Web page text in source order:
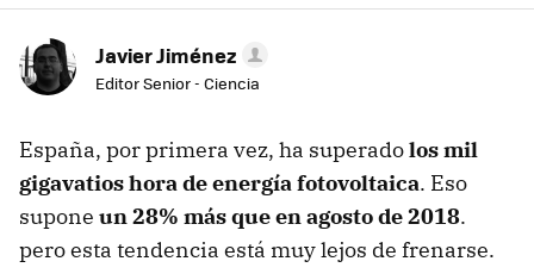
Javier Jiménez
Editor Senior - Ciencia
España, por primera vez, ha superadolos mil
gigavatios hora de energía fotovoltaica. Eso
supone un 28% más que en agosto de 2018.
pero esta tendencia está muy lejos de frenarse.